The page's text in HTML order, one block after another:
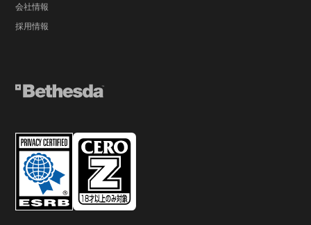
会社情報
採用情報